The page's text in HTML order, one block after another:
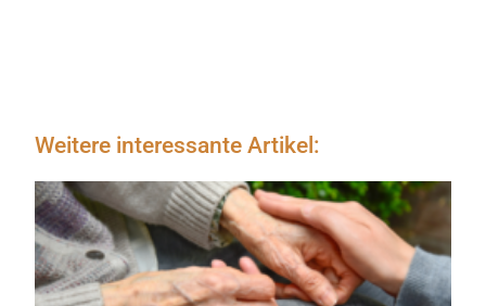
Weitere interessante Artikel: